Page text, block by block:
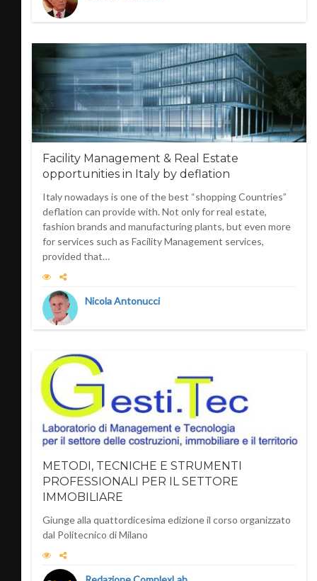
Facility Management & Real Estate
opportunities in Italy by deflation
Italy nowadays is one of the best “shopping Countries”
deflation can provide with. Not only for real estate,
fashion brands and manufacturing plants, but even more
for services such as Facility Management services,
provided that…
Nicola Antonucci
METODI, TECNICHE E STRUMENTI
PROFESSIONALI PER IL SETTORE
IMMOBILIARE
Giunge alla quattordicesima edizione il corso organizzato
dal Politecnico di Milano